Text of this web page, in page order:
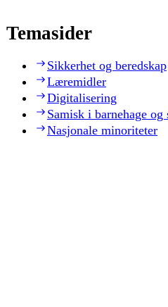
Temasider
Sikkerhet og beredskap
Læremidler
Digitalisering
Samisk i barnehage og
Nasjonale minoriteter